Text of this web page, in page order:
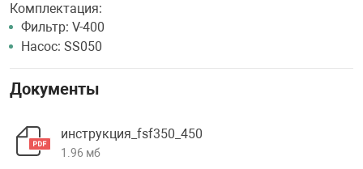
Комплектация:
Фильтр: V-400
Насос: SS050
Документы
инструкция_fsf350_450
1.96 мб